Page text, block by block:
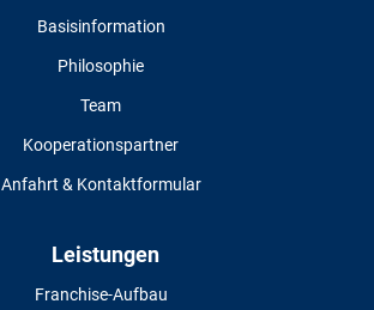
Basisinformation
Philosophie
Team
Kooperationspartner
Anfahrt & Kontaktformular
Leistungen
Franchise-Aufbau